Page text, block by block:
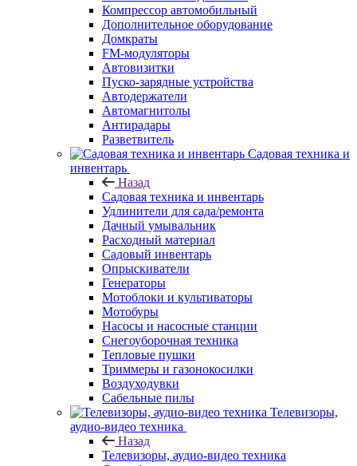
Компрессор автомобильный
Дополнительное оборудование
Домкраты
FM-модуляторы
Автовизитки
Пуско-зарядные устройства
Автодержатели
Автомагнитолы
Антирадары
Разветвитель
Садовая техника и
инвентарь
Назад
Садовая техника и инвентарь
Удлинители для сада/ремонта
Дачный умывальник
Расходный материал
Садовый инвентарь
Опрыскиватели
Генераторы
Мотоблоки и культиваторы
Мотобуры
Насосы и насосные станции
Снегоуборочная техника
Тепловые пушки
Триммеры и газонокосилки
Воздуходувки
Сабельные пилы
Телевизоры,
аудио-видео техника
Назад
Телевизоры, аудио-видео техника